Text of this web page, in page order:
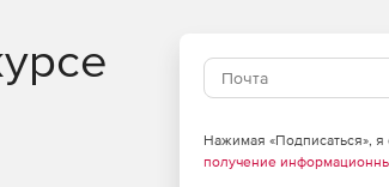
Нажимая «Подписаться», я
получение